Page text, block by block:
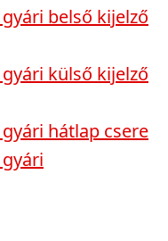
belső kijelző
külső kijelző
hátlap csere